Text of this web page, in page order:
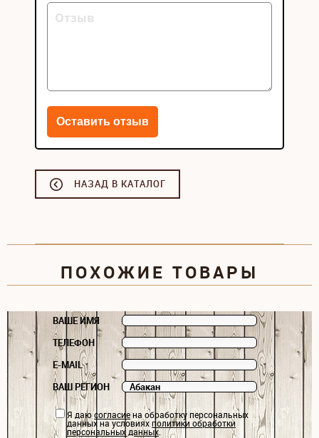
НАЗАД В КАТАЛОГ
ПОХОЖИЕ ТОВАРЫ
ВАШЕ ИМЯ
ТЕЛЕФОН
E-MAIL
ВАШ РЕГИОН
Я даюсогласиена обработку персональных
данных на условияхполитики обработки
персональных данных.